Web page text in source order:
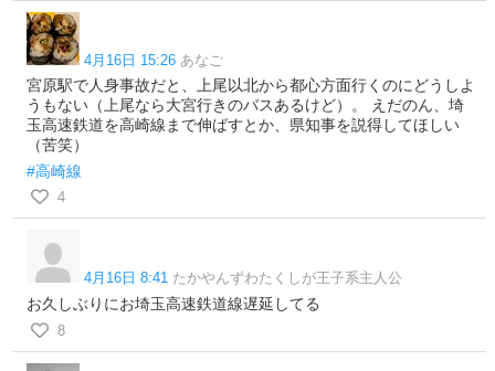
4月16日 15:26 あなご
宮原駅で人身事故だと、上尾以北から都心方面行くのにどうしよ
うもない（上尾なら大宮行きのバスあるけど）。 えだのん、埼
玉高速鉄道を高崎線まで伸ばすとか、県知事を説得してほしい
（苦笑）
#高崎線
4
4月16日 8:41 たかやんずわたくしが王子系主人公
お久しぶりにお埼玉高速鉄道線遅延してる
8